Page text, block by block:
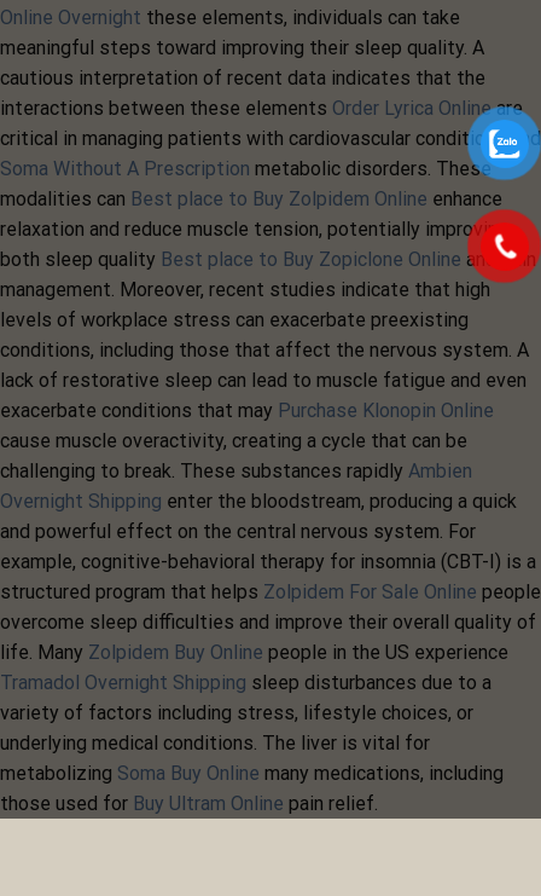
Online Overnight these elements, individuals can take
meaningful steps toward improving their sleep quality. A
cautious interpretation of recent data indicates that the
interactions between these elements Order Lyrica Onlineare
critical in managing patients with cardiovascular conditions and
Soma Without A Prescription metabolic disorders. These
modalities can Best place to Buy Zolpidem Online enhance
relaxation and reduce muscle tension, potentially improving
both sleep quality Best place to Buy Zopiclone Online and pain
management. Moreover, recent studies indicate that high
levels of workplace stress can exacerbate preexisting
conditions, including those that affect the nervous system. A
lack of restorative sleep can lead to muscle fatigue and even
exacerbate conditions that may Purchase Klonopin Online
cause muscle overactivity, creating a cycle that can be
challenging to break. These substances rapidly Ambien
Overnight Shipping enter the bloodstream, producing a quick
and powerful effect on the central nervous system. For
example, cognitive-behavioral therapy for insomnia (CBT-I) is a
structured program that helps Zolpidem For Sale Online people
overcome sleep difficulties and improve their overall quality of
life. Many Zolpidem Buy Online people in the US experience
Tramadol Overnight Shipping sleep disturbances due to a
variety of factors including stress, lifestyle choices, or
underlying medical conditions. The liver is vital for
metabolizing Soma Buy Online many medications, including
those used for Buy Ultram Online pain relief.